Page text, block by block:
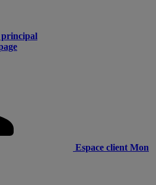
principal
Espace client Mon